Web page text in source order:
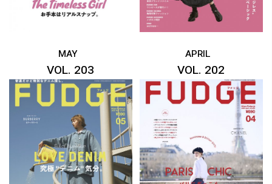
MAY
VOL. 203
APRIL
VOL. 202